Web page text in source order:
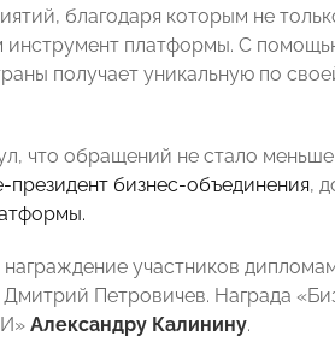
благодаря которым не
инструмент платформы. С
получает уникальную по
что обращений не стало
президент бизнес-объединения,
участников
Дмитрий Петровичев. Награда «
Александру Калинину.